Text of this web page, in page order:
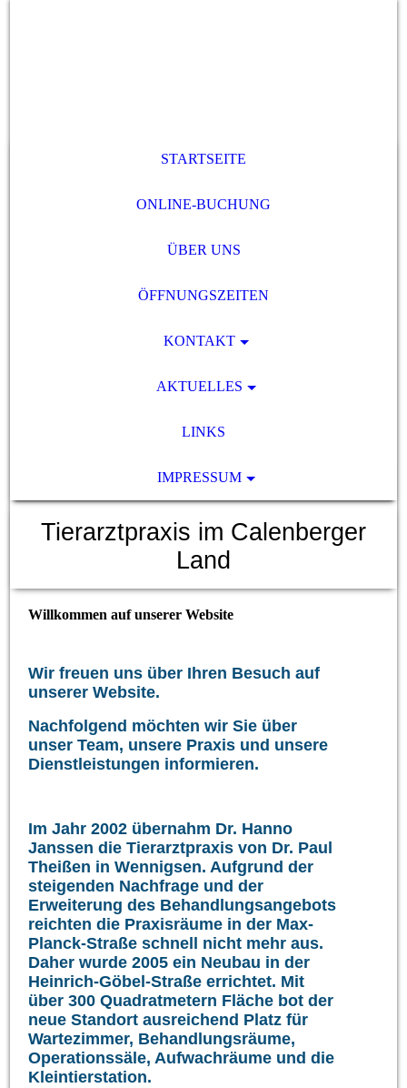
STARTSEITE
ONLINE-BUCHUNG
ÜBER UNS
ÖFFNUNGSZEITEN
KONTAKT
AKTUELLES
LINKS
IMPRESSUM
Tierarztpraxis im Calenberger
Land
Willkommen auf unserer Website
Wir freuen uns über Ihren Besuch auf
unserer Website.
Nachfolgend möchten wir Sie über
unser Team, unsere Praxis und unsere
Dienstleistungen informieren.
Im Jahr 2002 übernahm Dr. Hanno
Janssen die Tierarztpraxis von Dr. Paul
Theißen in Wennigsen. Aufgrund der
steigenden Nachfrage und der
Erweiterung des Behandlungsangebots
reichten die Praxisräume in der Max-
Planck-Straße schnell nicht mehr aus.
Daher wurde 2005 ein Neubau in der
Heinrich-Göbel-Straße errichtet. Mit
über 300 Quadratmetern Fläche bot der
neue Standort ausreichend Platz für
Wartezimmer, Behandlungsräume,
Operationssäle, Aufwachräume und die
Kleintierstation.